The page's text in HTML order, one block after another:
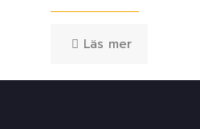
Läs mer